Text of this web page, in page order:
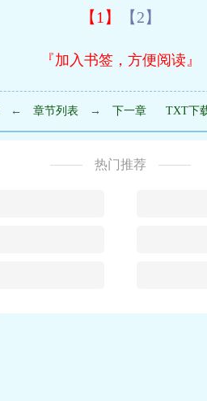
【1】 【2】
『加入书签，方便阅读』
← 章节列表 → 下一章 TXT下
热门推荐